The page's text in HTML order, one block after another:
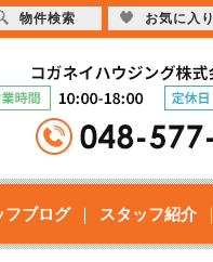
フブログ スタッフ紹介
物件検索 お気に入り